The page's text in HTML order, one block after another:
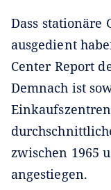
Dass stationäre
ausgedient
Center Report
Demnach ist
zwischen 1965
angestiegen.